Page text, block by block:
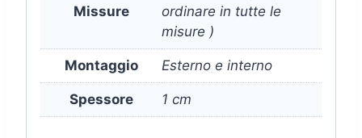
Missure
ordinare in tutte le
misure )
Montaggio Esterno e interno
Spessore 1 cm